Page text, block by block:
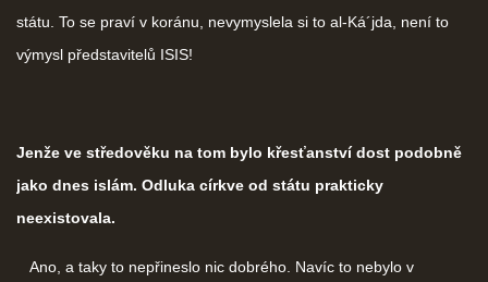
státu. To se praví v koránu, nevymyslela si to al-Ká´jda, není to
výmysl představitelů ISIS!
Jenže ve středověku na tom bylo křesťanství dost podobně
jako dnes islám. Odluka církve od státu prakticky
neexistovala.
Ano, a taky to nepřineslo nic dobrého. Navíc to nebylo v